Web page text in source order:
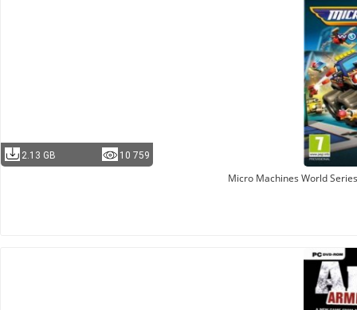
2.13 GB 10 759
Micro Machines World